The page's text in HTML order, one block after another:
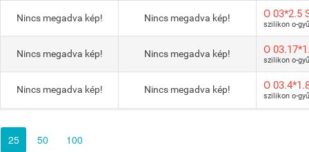
Nincs megadva kép! Nincs megadva kép! O 03*2.5
szilikon o-
Nincs megadva kép! Nincs megadva kép! O
szilikon o-
Nincs megadva kép! Nincs megadva kép! O
szilikon o-
25 50 100